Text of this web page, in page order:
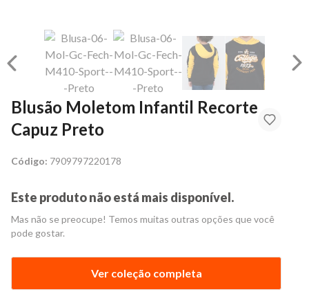
Blusão Moletom Infantil Recorte
Capuz Preto
Código: 7909797220178
Este produto não está mais disponível.
Mas não se preocupe! Temos muitas outras opções que você
pode gostar.
Ver coleção completa